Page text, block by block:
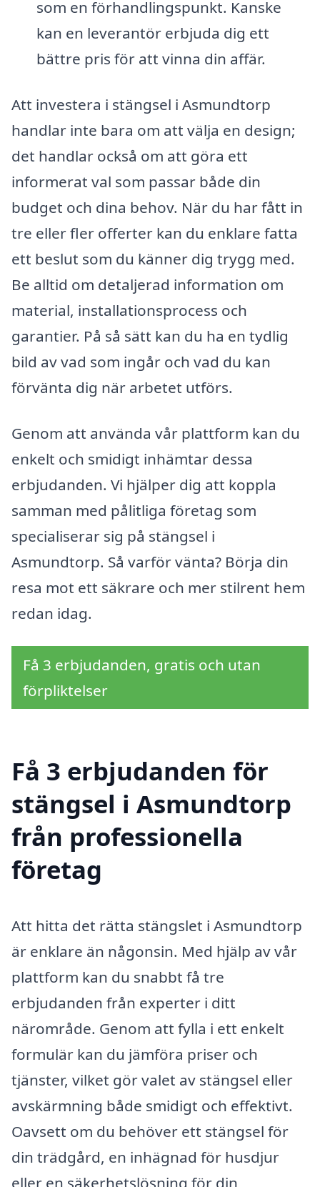
som en förhandlingspunkt. Kanske
kan en leverantör erbjuda dig ett
bättre pris för att vinna din affär.
Att investera i stängsel i Asmundtorp
handlar inte bara om att välja en design;
det handlar också om att göra ett
informerat val som passar både din
budget och dina behov. När du har fått in
tre eller fler offerter kan du enklare fatta
ett beslut som du känner dig trygg med.
Be alltid om detaljerad information om
material, installationsprocess och
garantier. På så sätt kan du ha en tydlig
bild av vad som ingår och vad du kan
förvänta dig när arbetet utförs.
Genom att använda vår plattform kan du
enkelt och smidigt inhämtar dessa
erbjudanden. Vi hjälper dig att koppla
samman med pålitliga företag som
specialiserar sig på stängsel i
Asmundtorp. Så varför vänta? Börja din
resa mot ett säkrare och mer stilrent hem
redan idag.
Få 3 erbjudanden, gratis och utan
förpliktelser
Få 3 erbjudanden för
stängsel i Asmundtorp
från professionella
företag
Att hitta det rätta stängslet i Asmundtorp
är enklare än någonsin. Med hjälp av vår
plattform kan du snabbt få tre
erbjudanden från experter i ditt
närområde. Genom att fylla i ett enkelt
formulär kan du jämföra priser och
tjänster, vilket gör valet av stängsel eller
avskärmning både smidigt och effektivt.
Oavsett om du behöver ett stängsel för
din trädgård, en inhägnad för husdjur
eller en säkerhetslösning för din